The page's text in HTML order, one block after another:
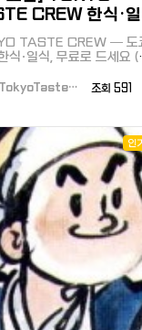
CREW 한식·
— 1차 사전 모집
TASTE CREW — 도
식·일식, 무료로 드세요 (
는 검증된 한식·일식 매
→ 솔직한 피드백 1개 →
는 주 3끼까지 무료. 왜 무료
— 새로 런칭하는 매장은
지는 게 가장 중요하고,
손님으로 그 시작을 돕
신은 식사, 저희는 피드백.
도, 결제도 없습니다. 아무 데
냅니다. 위생·매장 정보
공개하고, 검증된 곳만
근) 거
나 (유학생·직장인·교민)
좋아하는 분 지금은 입장
끝입니다. 들어와서 따
고, 알림 꺼두셔도 됩니다.
터 매칭이 시작되니 그때
TokyoTaste… 조회 591
인